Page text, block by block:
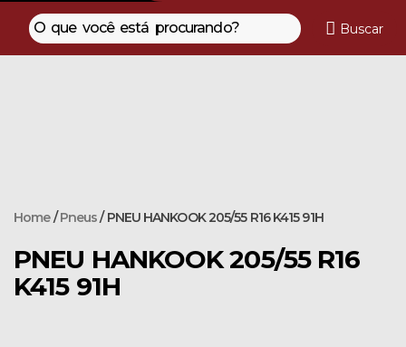
Buscar
Home/Pneus/ PNEU HANKOOK 205/55 R16 K415 91H
PNEU HANKOOK 205/55 R16
K415 91H